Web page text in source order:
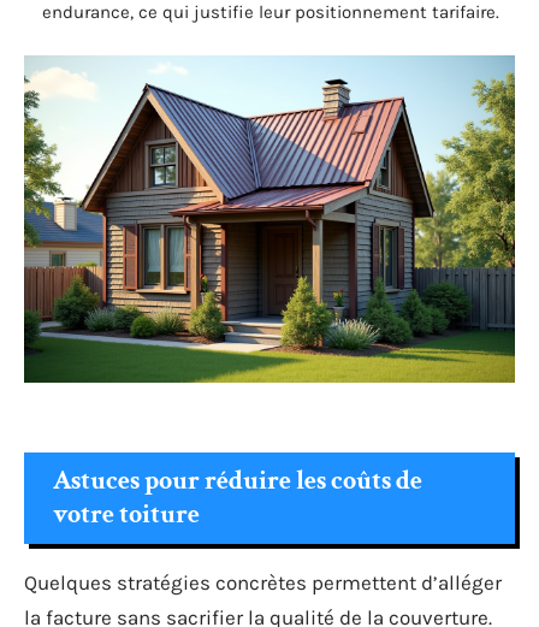
endurance, ce qui justifie leur positionnement tarifaire.
Astuces pour réduire les coûts de
votre toiture
Quelques stratégies concrètes permettent d’alléger
la facture sans sacrifier la qualité de la couverture.